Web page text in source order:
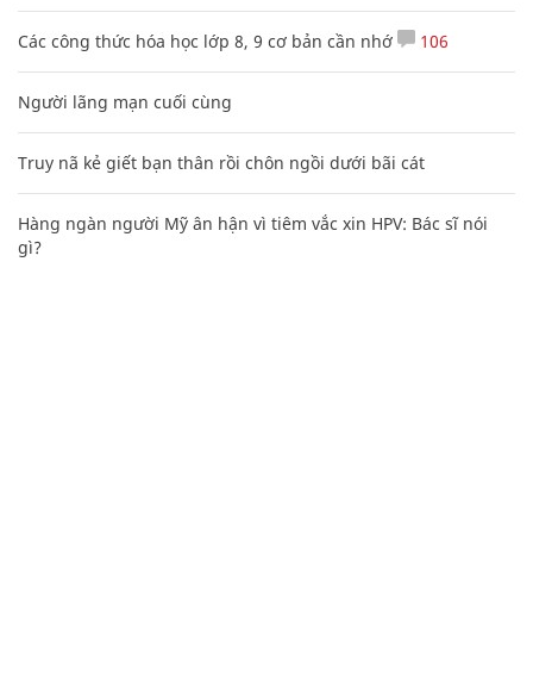
Các công thức hóa học lớp 8, 9 cơ bản cần nhớ 106
Người lãng mạn cuối cùng
Truy nã kẻ giết bạn thân rồi chôn ngồi dưới bãi cát
Hàng ngàn người Mỹ ân hận vì tiêm vắc xin HPV: Bác sĩ nói
gì?